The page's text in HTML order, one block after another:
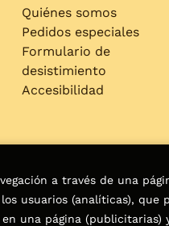
Quiénes somos
Pedidos especiales
Formulario de
desistimiento
Accesibilidad
a través de una
usuarios (analíticas), que
una página (publicitarias)